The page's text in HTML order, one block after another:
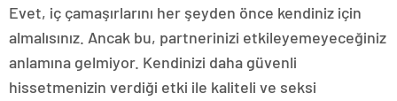
Evet, iç çamaşırlarını her şeyden önce kendiniz için
almalısınız. Ancak bu, partnerinizi etkileyemeyeceğiniz
anlamına gelmiyor. Kendinizi daha güvenli
hissetmenizin verdiği etki ile kaliteli ve seksi